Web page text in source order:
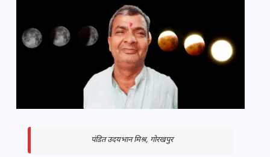
पंडित उदयभान मिश्र, गोरखपुर